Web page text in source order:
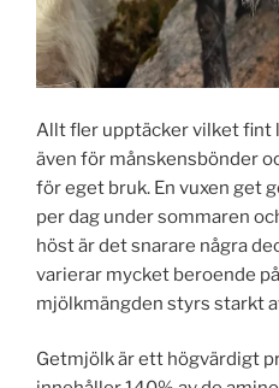
Allt fler upptäcker vilket fint
även för månskensbönder
för eget bruk. En vuxen get
per dag under sommaren
höst är det snarare några
varierar mycket beroende
mjölkmängden styrs starkt
Getmjölk är ett högvärdigt